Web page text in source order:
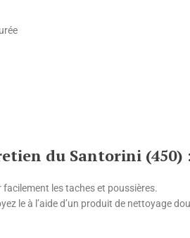
du Santorini (450)
les taches et poussières.
le à l’aide d’un produit de nettoyage